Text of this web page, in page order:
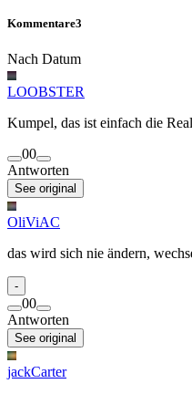
Kommentare3
Nach Datum
LOOBSTER
Kumpel, das ist einfach die
00
Antworten
See original
OliViAC
das wird sich nie ändern,
-
00
Antworten
See original
jackCarter